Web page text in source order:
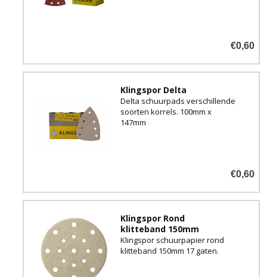
€0,60
Klingspor Delta
Delta schuurpads verschillende
soorten korrels. 100mm x
147mm
€0,60
Klingspor Rond
klitteband 150mm
Klingspor schuurpapier rond
klitteband 150mm 17 gaten.